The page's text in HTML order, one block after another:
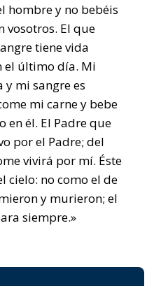
hombre y no bebéis
vosotros. El que
tiene vida
el último día. Mi
y mi sangre es
mi carne y bebe
en él. El Padre que
por el Padre; del
vivirá por mí. Éste
cielo: no como el de
y murieron; el
siempre.»